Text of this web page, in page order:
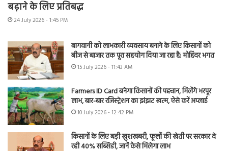
बढ़ाने के लिए प्रतिबद्ध
24 July 2026 - 1:45 PM
बागवानी को लाभकारी व्यवसाय बनाने के लिए किसानों को
बीज से बाजार तक पूरा सहयोग दिया जा रहा है: मोहिंदर भगत
15 July 2026 - 11:43 AM
Farmers ID Card बनेगा किसानों की पहचान, मिलेंगे भरपूर
लाभ, बार-बार रजिस्ट्रेशन का झंझट खत्म, ऐसे करें अप्लाई
10 July 2026 - 12:42 PM
किसानों के लिए बड़ी खुशखबरी, फूलों की खेती पर सरकार दे
रही 40% सब्सिडी, जानें कैसे मिलेगा लाभ